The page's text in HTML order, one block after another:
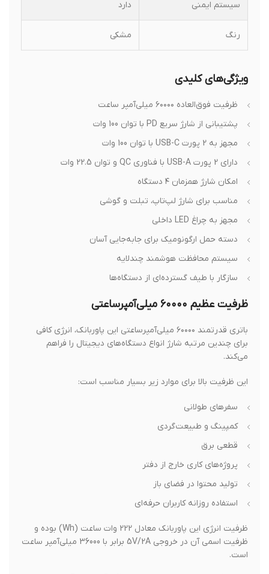
سیستم ایمنی
مشکی
ویژگی‌های کلیدی
ظرفیت فوق‌العاده ۶۰۰۰۰ میلی‌آمپر ساعت
پشتیبانی از شارژ سریع PD با توان 100 وات
مجهز به 2 پورت USB-C با توان 100 وات
دارای 2 پورت USB-A با فناوری QC و توان 22.5 وات
امکان شارژ همزمان ۴ دستگاه
مناسب برای شارژ لپ‌تاپ، تبلت و گوشی
مجهز به چراغ LED داخلی
دسته حمل ارگونومیک برای جابه‌جایی آسان
سیستم محافظت هوشمند چندلایه
سازگار با طیف گسترده‌ای از دستگاه‌ها
ظرفیت عظیم ۶۰۰۰۰ میلی‌آمپرساعتی
باتری قدرتمند ۶۰۰۰۰ میلی‌آمپرساعتی این پاوربانک، انرژی کافی
برای چندین مرتبه شارژ انواع دستگاه‌های دیجیتال را فراهم
می‌کند.
این ظرفیت بالا برای موارد زیر بسیار مناسب است:
سفرهای طولانی
کمپینگ و طبیعت‌گردی
قطعی برق
پروژه‌های کاری خارج از دفتر
تولید محتوا در فضای باز
استفاده روزانه کاربران حرفه‌ای
ظرفیت انرژی این پاوربانک معادل 222 وات ساعت (Wh) بوده و
ظرفیت اسمی آن در خروجی 5V/2A برابر با 36000 میلی‌آمپر ساعت
است.